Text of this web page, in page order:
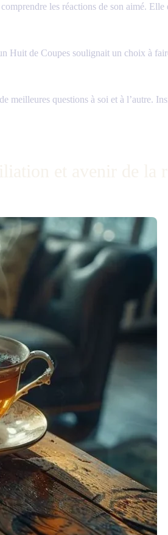
les réactions de son aimé.
Huit de Coupes soulignait un choix à
meilleures questions à soi et à l’autre.